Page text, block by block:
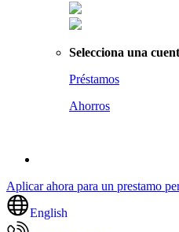
Selecciona una
Préstamos
Ahorros
Aplicar ahora para un prestamo
English